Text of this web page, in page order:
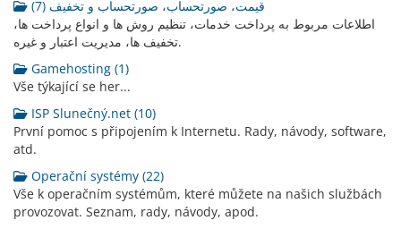
قیمت، صورتحساب، صورتحساب و تخفیف (7)
اطلاعات مربوط به پرداخت خدمات، تنظیم روش ها و انواع پرداخت ها،
تخفیف ها، مدیریت اعتبار و غیره.
Gamehosting (1)
Vše týkající se her...
ISP Slunečný.net (10)
První pomoc s připojením k Internetu. Rady, návody, software,
atd.
Operační systémy (22)
Vše k operačním systémům, které můžete na našich službách
provozovat. Seznam, rady, návody, apod.